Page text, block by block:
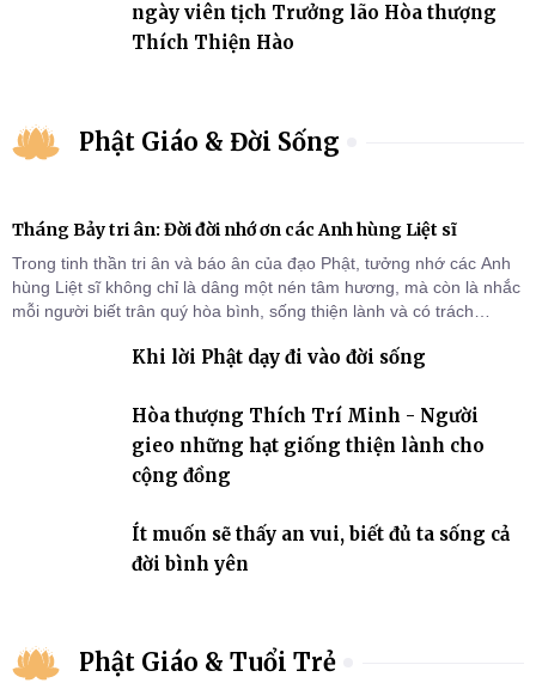
ngày viên tịch Trưởng lão Hòa thượng
Thích Thiện Hào
Phật Giáo & Đời Sống
Tháng Bảy tri ân: Đời đời nhớ ơn các Anh hùng Liệt sĩ
Trong tinh thần tri ân và báo ân của đạo Phật, tưởng nhớ các Anh
hùng Liệt sĩ không chỉ là dâng một nén tâm hương, mà còn là nhắc
mỗi người biết trân quý hòa bình, sống thiện lành và có trách
Khi lời Phật dạy đi vào đời sống
Hòa thượng Thích Trí Minh - Người
gieo những hạt giống thiện lành cho
cộng đồng
Ít muốn sẽ thấy an vui, biết đủ ta sống cả
đời bình yên
Phật Giáo & Tuổi Trẻ